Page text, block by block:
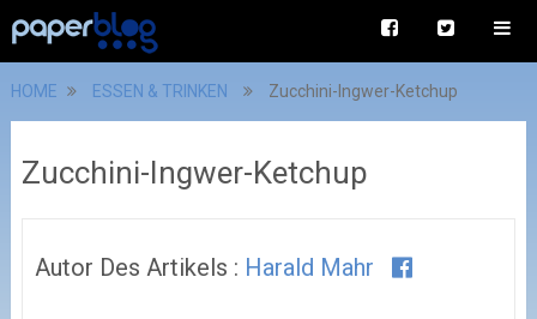
HOME ESSEN & TRINKEN Zucchini-Ingwer-Ketchup
Zucchini-Ingwer-Ketchup
Autor Des Artikels : Harald Mahr